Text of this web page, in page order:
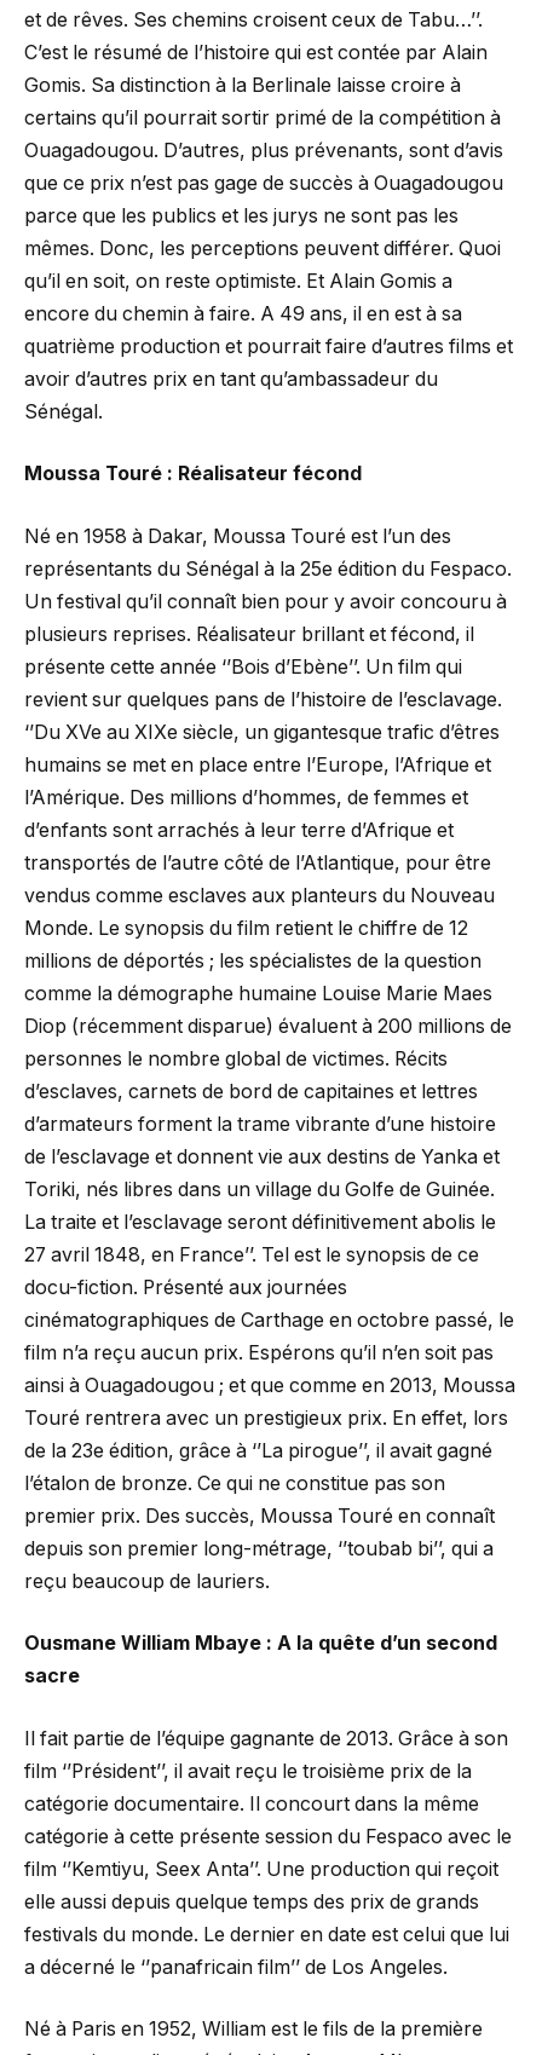
et de rêves. Ses chemins croisent ceux de Tabu…’’.
C’est le résumé de l’histoire qui est contée par Alain
Gomis. Sa distinction à la Berlinale laisse croire à
certains qu’il pourrait sortir primé de la compétition à
Ouagadougou. D’autres, plus prévenants, sont d’avis
que ce prix n’est pas gage de succès à Ouagadougou
parce que les publics et les jurys ne sont pas les
mêmes. Donc, les perceptions peuvent différer. Quoi
qu’il en soit, on reste optimiste. Et Alain Gomis a
encore du chemin à faire. A 49 ans, il en est à sa
quatrième production et pourrait faire d’autres films et
avoir d’autres prix en tant qu’ambassadeur du
Sénégal.
Moussa Touré : Réalisateur fécond
Né en 1958 à Dakar, Moussa Touré est l’un des
représentants du Sénégal à la 25e édition du Fespaco.
Un festival qu’il connaît bien pour y avoir concouru à
plusieurs reprises. Réalisateur brillant et fécond, il
présente cette année ‘’Bois d’Ebène’’. Un film qui
revient sur quelques pans de l’histoire de l’esclavage.
‘’Du XVe au XIXe siècle, un gigantesque trafic d’êtres
humains se met en place entre l’Europe, l’Afrique et
l’Amérique. Des millions d’hommes, de femmes et
d’enfants sont arrachés à leur terre d’Afrique et
transportés de l’autre côté de l’Atlantique, pour être
vendus comme esclaves aux planteurs du Nouveau
Monde. Le synopsis du film retient le chiffre de 12
millions de déportés ; les spécialistes de la question
comme la démographe humaine Louise Marie Maes
Diop (récemment disparue) évaluent à 200 millions de
personnes le nombre global de victimes. Récits
d’esclaves, carnets de bord de capitaines et lettres
d’armateurs forment la trame vibrante d’une histoire
de l’esclavage et donnent vie aux destins de Yanka et
Toriki, nés libres dans un village du Golfe de Guinée.
La traite et l’esclavage seront définitivement abolis le
27 avril 1848, en France’’. Tel est le synopsis de ce
docu-fiction. Présenté aux journées
cinématographiques de Carthage en octobre passé, le
film n’a reçu aucun prix. Espérons qu’il n’en soit pas
ainsi à Ouagadougou ; et que comme en 2013, Moussa
Touré rentrera avec un prestigieux prix. En effet, lors
de la 23e édition, grâce à ‘’La pirogue’’, il avait gagné
l’étalon de bronze. Ce qui ne constitue pas son
premier prix. Des succès, Moussa Touré en connaît
depuis son premier long-métrage, ‘’toubab bi’’, qui a
reçu beaucoup de lauriers.
Ousmane William Mbaye : A la quête d’un second
sacre
Il fait partie de l’équipe gagnante de 2013. Grâce à son
film ‘’Président’’, il avait reçu le troisième prix de la
catégorie documentaire. Il concourt dans la même
catégorie à cette présente session du Fespaco avec le
film ‘’Kemtiyu, Seex Anta’’. Une production qui reçoit
elle aussi depuis quelque temps des prix de grands
festivals du monde. Le dernier en date est celui que lui
a décerné le ‘’panafricain film’’ de Los Angeles.
Né à Paris en 1952, William est le fils de la première